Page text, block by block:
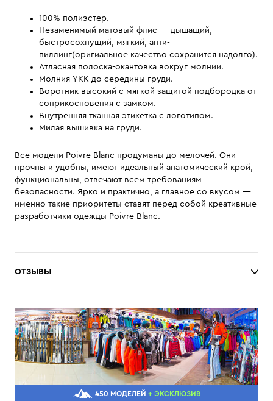
100% полиэстер.
Незаменимый матовый флис — дышащий,
быстросохнущий, мягкий, анти-
пиллинг(оригиальное качество сохранится надолго).
Атласная полоска-окантовка вокруг молнии.
Молния YKK до середины груди.
Воротник высокий с мягкой защитой подбородка от
соприкосновения с замком.
Внутренняя тканная этикетка с логотипом.
Милая вышивка на груди.
Все модели Poivre Blanc продуманы до мелочей. Они
прочны и удобны, имеют идеальный анатомический крой,
функциональны, отвечают всем требованиям
безопасности. Ярко и практично, а главное со вкусом —
именно такие приоритеты ставят перед собой креативные
разработчики одежды Poivre Blanc.
ОТЗЫВЫ
450 МОДЕЛЕЙ + ЭКСКЛЮЗИВ